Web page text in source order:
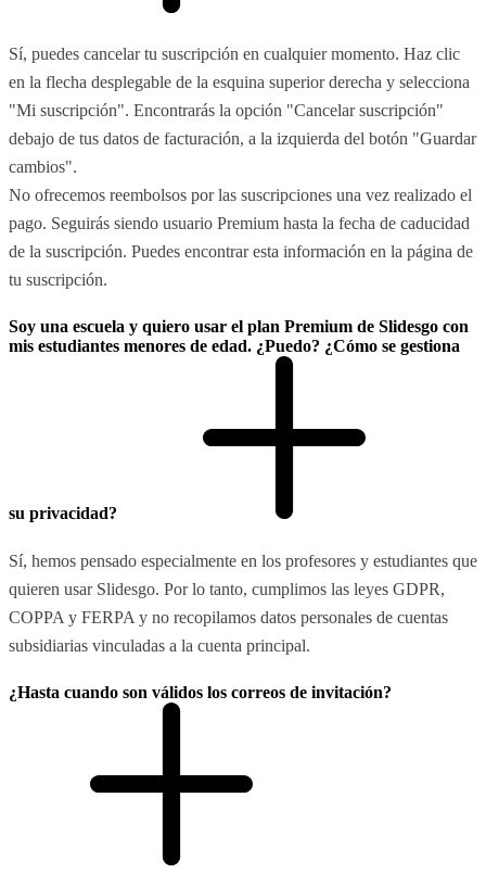
Sí, puedes cancelar tu suscripción en cualquier momento. Haz clic
en la flecha desplegable de la esquina superior derecha y selecciona
"Mi suscripción". Encontrarás la opción "Cancelar suscripción"
debajo de tus datos de facturación, a la izquierda del botón "Guardar
cambios".
No ofrecemos reembolsos por las suscripciones una vez realizado el
pago. Seguirás siendo usuario Premium hasta la fecha de caducidad
de la suscripción. Puedes encontrar esta información en la página de
tu suscripción.
Soy una escuela y quiero usar el plan Premium de Slidesgo con
mis estudiantes menores de edad. ¿Puedo? ¿Cómo se gestiona
su privacidad?
Sí, hemos pensado especialmente en los profesores y estudiantes que
quieren usar Slidesgo. Por lo tanto, cumplimos las leyes GDPR,
COPPA y FERPA y no recopilamos datos personales de cuentas
subsidiarias vinculadas a la cuenta principal.
¿Hasta cuando son válidos los correos de invitación?